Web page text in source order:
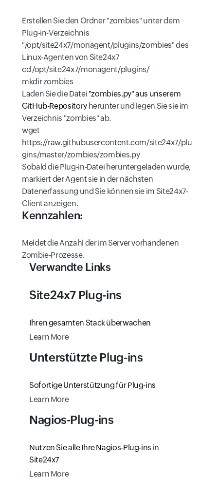
Erstellen Sie den Ordner "zombies" unter dem
Plug-in-Verzeichnis
"/opt/site24x7/monagent/plugins/zombies" des
Linux-Agenten von Site24x7
cd /opt/site24x7/monagent/plugins/
mkdir zombies
Laden Sie die Datei "zombies.py" aus unserem
GitHub-Repositoryherunter und legen Sie sie im
Verzeichnis "zombies" ab.
wget
https://raw.githubusercontent.com/site24x7/plu
gins/master/zombies/zombies.py
Sobald die Plug-in-Datei heruntergeladen wurde,
markiert der Agent sie in der nächsten
Datenerfassung und Sie können sie im Site24x7-
Client anzeigen.
Kennzahlen:
Meldet die Anzahl der im Server vorhandenen
Zombie-Prozesse.
Verwandte Links
Site24x7 Plug-ins
Ihren gesamten Stack überwachen
Learn More
Unterstützte Plug-ins
Sofortige Unterstützung für Plug-ins
Learn More
Nagios-Plug-ins
Nutzen Sie alle Ihre Nagios-Plug-ins in
Site24x7
Learn More